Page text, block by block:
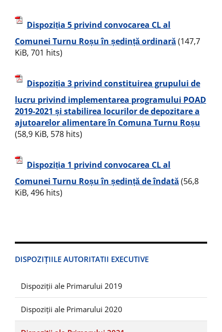
Dispoziția 5 privind convocarea CL al
Comunei Turnu Roșu în ședință ordinară(147,7
KiB, 701 hits)
Dispoziția 3 privind constituirea grupului de
lucru privind implementarea programului POAD
2019-2021 și stabilirea locurilor de depozitare a
ajutoarelor alimentare în Comuna Turnu Roșu
(58,9 KiB, 578 hits)
Dispoziția 1 privind convocarea CL al
Comunei Turnu Roșu în ședință de îndată(56,8
KiB, 496 hits)
DISPOZIȚIILE AUTORITATII EXECUTIVE
Dispoziții ale Primarului 2019
Dispoziții ale Primarului 2020